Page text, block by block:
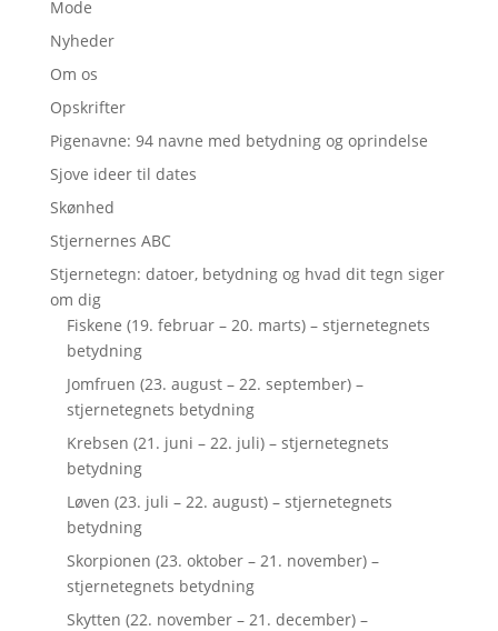
Mode
Nyheder
Om os
Opskrifter
Pigenavne: 94 navne med betydning og oprindelse
Sjove ideer til dates
Skønhed
Stjernernes ABC
Stjernetegn: datoer, betydning og hvad dit tegn siger
om dig
Fiskene (19. februar – 20. marts) – stjernetegnets
betydning
Jomfruen (23. august – 22. september) –
stjernetegnets betydning
Krebsen (21. juni – 22. juli) – stjernetegnets
betydning
Løven (23. juli – 22. august) – stjernetegnets
betydning
Skorpionen (23. oktober – 21. november) –
stjernetegnets betydning
Skytten (22. november – 21. december) –